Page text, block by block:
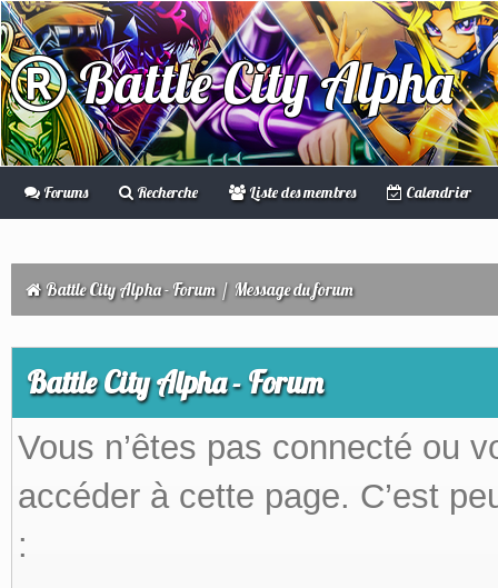
Battle City Alpha
Forums Recherche Liste des membres Calendrier
Battle City Alpha - Forum / Message du forum
Battle City Alpha - Forum
Vous n’êtes pas connecté ou
accéder à cette page. C’est
: